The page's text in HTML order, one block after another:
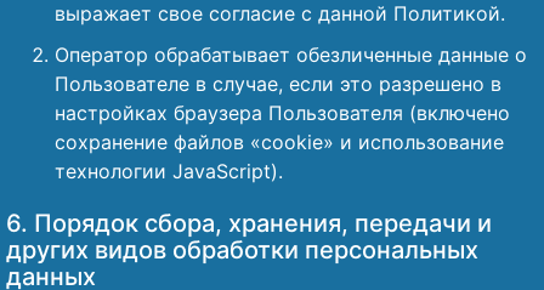
выражает свое согласие с данной Политикой.
Оператор обрабатывает обезличенные данные о
Пользователе в случае, если это разрешено в
настройках браузера Пользователя (включено
сохранение файлов «cookie» и использование
технологии JavaScript).
6. Порядок сбора, хранения, передачи и
других видов обработки персональных
данных